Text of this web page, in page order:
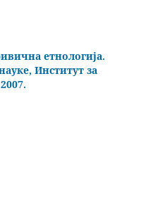
етнологија.
Институт за